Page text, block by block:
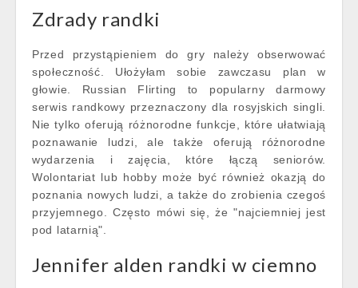
Zdrady randki
Przed przystąpieniem do gry należy obserwować
społeczność. Ułożyłam sobie zawczasu plan w
głowie. Russian Flirting to popularny darmowy
serwis randkowy przeznaczony dla rosyjskich singli.
Nie tylko oferują różnorodne funkcje, które ułatwiają
poznawanie ludzi, ale także oferują różnorodne
wydarzenia i zajęcia, które łączą seniorów.
Wolontariat lub hobby może być również okazją do
poznania nowych ludzi, a także do zrobienia czegoś
przyjemnego. Często mówi się, że "najciemniej jest
pod latarnią".
Jennifer alden randki w ciemno